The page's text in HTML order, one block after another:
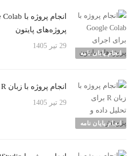
انجام پایان نامه
پروژه‌های پایتون
29 تیر 1405
انجام پایان نامه
انجام پروژه با زبان R برای تحلیل داده و پژوهش
29 تیر 1405